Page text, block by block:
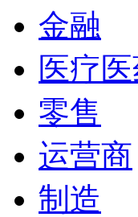
金融
医疗
零售
运营商
制造